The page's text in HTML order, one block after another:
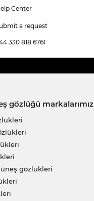
Center
a request
330 818 6761
gözlüğü markalarımız
gözlükleri